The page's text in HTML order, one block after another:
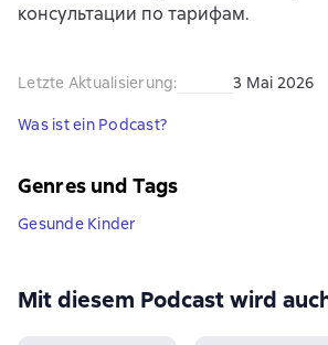
консультации по тарифам.
Letzte Aktualisierung: 3 Mai 2026
Was ist ein Podcast?
Genres und Tags
Gesunde Kinder
Mit diesem Podcast wird